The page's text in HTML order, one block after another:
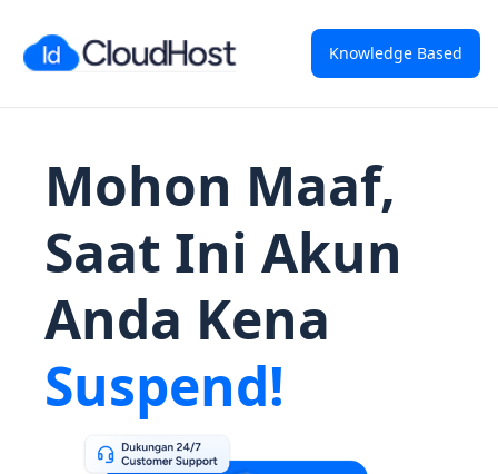
Knowledge Based
Mohon Maaf,
Saat Ini Akun
Anda Kena
Suspend!